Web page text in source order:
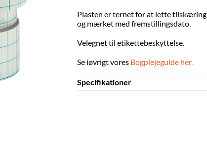
Plasten er ternet for at lette tilskæring
og mærket med fremstillingsdato.
Velegnet til etikettebeskyttelse.
Se iøvrigt vores Bogplejeguide her.
Specifikationer